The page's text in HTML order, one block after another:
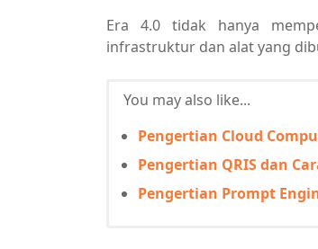
Era 4.0 tidak hanya
infrastruktur dan alat yang
You may also like...
Pengertian Cloud
Pengertian QRIS dan
Pengertian Prompt